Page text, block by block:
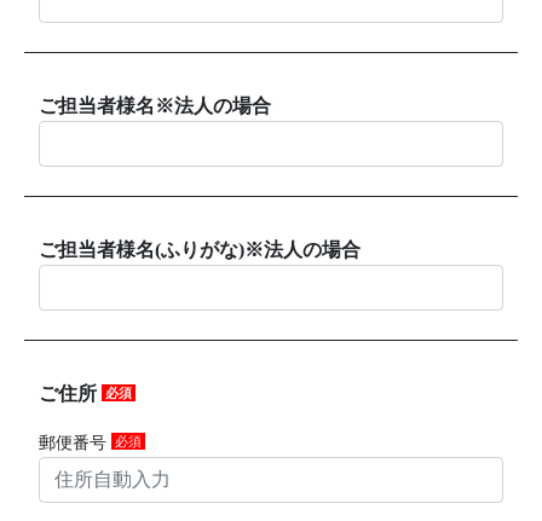
ご担当者様名※法人の場合
ご担当者様名(ふりがな)※法人の場合
ご住所 必須
郵便番号 必須